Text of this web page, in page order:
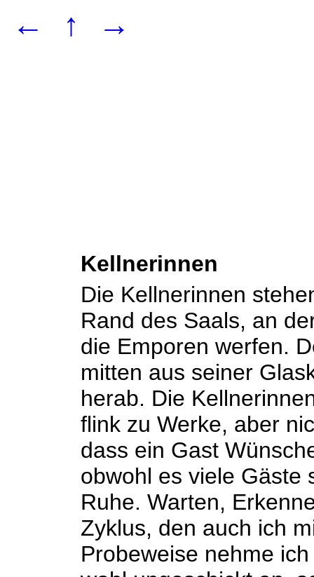
← ↑ →
Kellnerinnen
Die Kellnerinnen
Rand des Saals, an
die Emporen werfen.
mitten aus seiner
herab. Die
flink zu Werke, aber
dass ein Gast
obwohl es viele Gäste
Ruhe. Warten,
Zyklus, den auch ich
Probeweise nehme